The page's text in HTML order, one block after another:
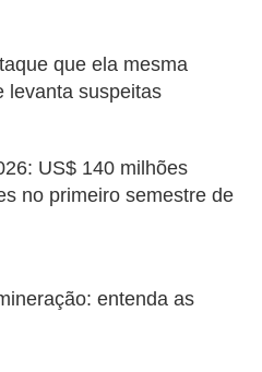
que ela mesma
levanta suspeitas
US$ 140 milhões
no primeiro semestre de
entenda as